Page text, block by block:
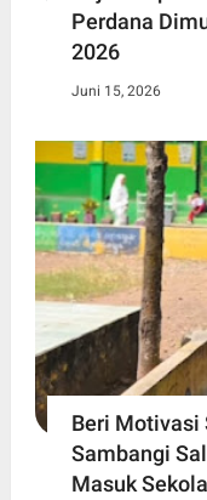
Perdana
2026
Juni 15, 2026
Beri Motivasi
Sambangi
Masuk